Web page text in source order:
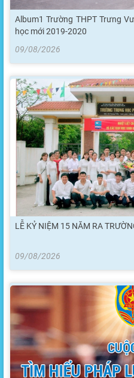
Album1 Trường THPT Trưng
học mới 2019-2020
09/08/2026
LỄ KỶ NIỆM 15 NĂM RA
09/08/2026